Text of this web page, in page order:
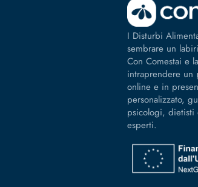
I Disturbi
sembrare un
Con Comestai e
intraprendere un
online e in
personalizzato,
psicologi, dietisti
esperti.